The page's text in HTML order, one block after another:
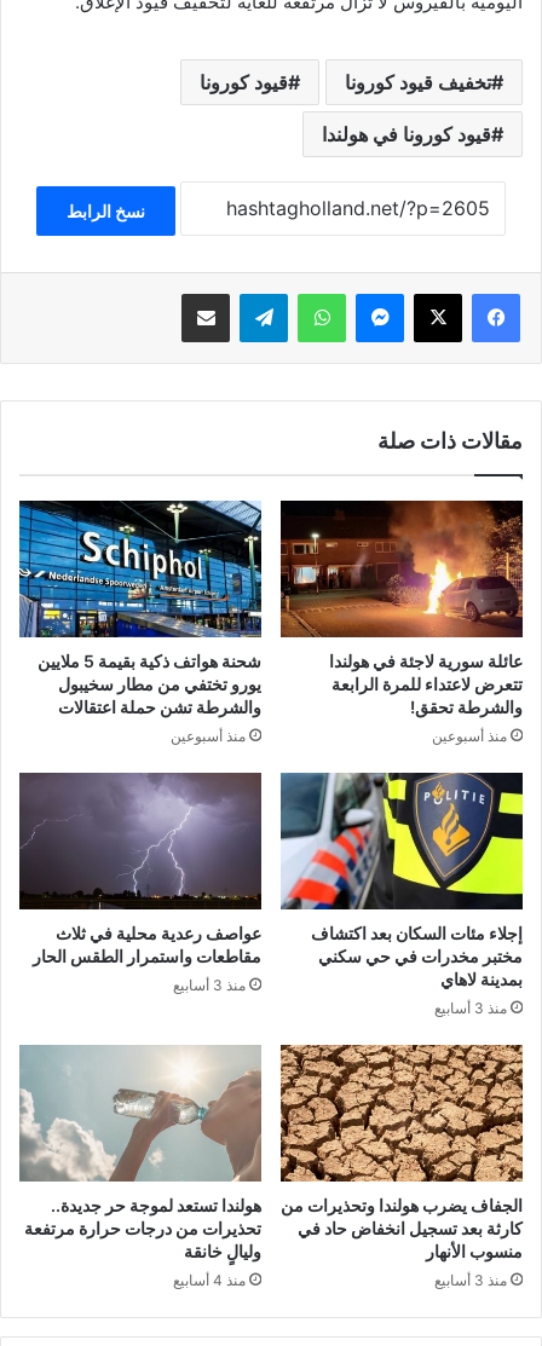
تخفيف قيود كورونا قيود كورونا
قيود كورونا في هولندا
نسخ الرابط
فيسبوك ‫X ماسنجر واتساب تيلقرام مشاركة عبر البريد
مقالات ذات صلة
عائلة سورية لاجئة في هولندا
تتعرض لاعتداء للمرة الرابعة
والشرطة تحقق!
منذ أسبوعين
شحنة هواتف ذكية بقيمة 5 ملايين
يورو تختفي من مطار سخيبول
والشرطة تشن حملة اعتقالات
منذ أسبوعين
إجلاء مئات السكان بعد اكتشاف
مختبر مخدرات في حي سكني
بمدينة لاهاي
منذ 3 أسابيع
عواصف رعدية محلية في ثلاث
مقاطعات واستمرار الطقس الحار
منذ 3 أسابيع
الجفاف يضرب هولندا وتحذيرات من
كارثة بعد تسجيل انخفاض حاد في
منسوب الأنهار
منذ 3 أسابيع
هولندا تستعد لموجة حر جديدة..
تحذيرات من درجات حرارة مرتفعة
وليالٍ خانقة
منذ 4 أسابيع